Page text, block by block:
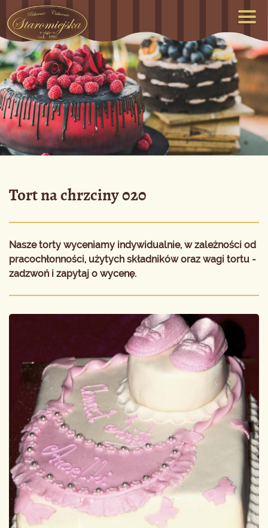
Tort na chrzciny 020
Nasze torty wyceniamy indywidualnie, w zależności od
pracochłonności, użytych składników oraz wagi tortu -
zadzwoń i zapytaj o wycenę.